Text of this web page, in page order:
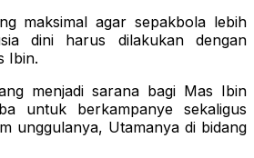
maksimal agar sepakbola lebih
dini harus dilakukan dengan
Ibin.
menjadi sarana bagi Mas Ibin
untuk berkampanye sekaligus
unggulanya, Utamanya di bidang